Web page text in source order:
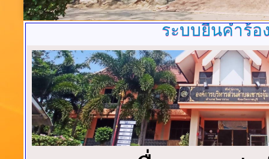
ระบบยื่นคำร้อ